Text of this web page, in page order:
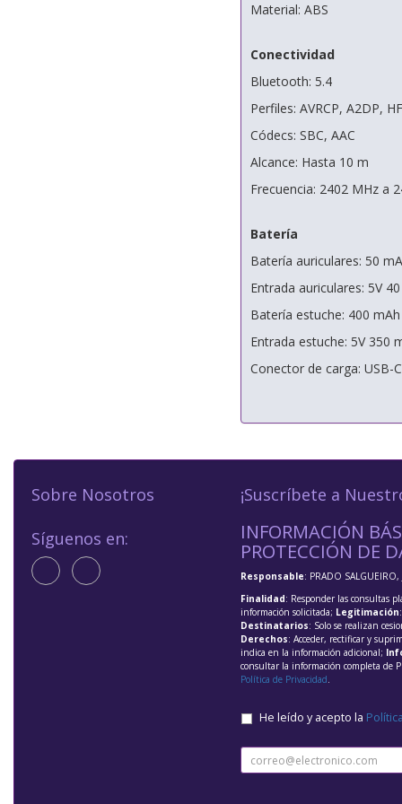
Material: ABS
Conectividad
Bluetooth: 5.4
Perfiles: AVRCP, A2DP,
Códecs: SBC, AAC
Alcance: Hasta 10 m
Frecuencia: 2402 MHz a
Batería
Batería auriculares: 50
Entrada auriculares: 5V
Batería estuche: 400
Entrada estuche: 5V 350
Conector de carga: USB-C
Sobre Nosotros
Síguenos en:
¡Suscríbete a
INFORMACIÓN
PROTECCIÓN DE
Responsable: PRADO SALGUEIRO,
Finalidad: Responder las consultas
información solicitada; Legitimación
Destinatarios: Solo se realizan
Derechos: Acceder, rectificar y
indica en la información adicional;
consultar la información completa de
Política de Privacidad.
He leído y acepto la